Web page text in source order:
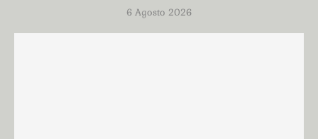
6 Agosto 2026